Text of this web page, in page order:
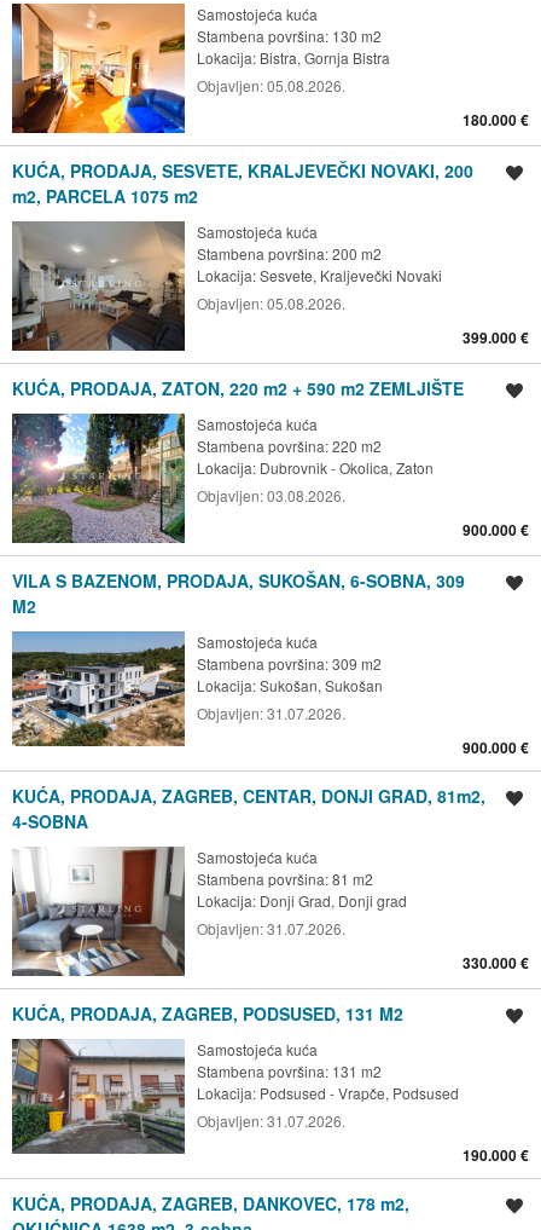
Samostojeća kuća
Stambena površina: 130 m2
Lokacija: Bistra, Gornja Bistra
Objavljen:05.08.2026.
180.000 €
KUĆA, PRODAJA, SESVETE, KRALJEVEČKI NOVAKI, 200
m2, PARCELA 1075 m2
Samostojeća kuća
Stambena površina: 200 m2
Lokacija:Sesvete, Kraljevečki Novaki
Objavljen:05.08.2026.
399.000 €
KUĆA, PRODAJA, ZATON, 220 m2 + 590 m2 ZEMLJIŠTE
Samostojeća kuća
Stambena površina: 220 m2
Lokacija: Dubrovnik - Okolica, Zaton
Objavljen:03.08.2026.
900.000 €
VILA S BAZENOM, PRODAJA, SUKOŠAN, 6-SOBNA, 309
M2
Samostojeća kuća
Stambena površina: 309 m2
Lokacija:Sukošan, Sukošan
Objavljen:31.07.2026.
900.000 €
KUĆA, PRODAJA, ZAGREB, CENTAR, DONJI GRAD, 81m2,
4-SOBNA
Samostojeća kuća
Stambena površina: 81 m2
Lokacija: Donji Grad, Donji grad
Objavljen:31.07.2026.
330.000 €
KUĆA, PRODAJA, ZAGREB, PODSUSED, 131 M2
Samostojeća kuća
Stambena površina: 131 m2
Lokacija: Podsused - Vrapče, Podsused
Objavljen:31.07.2026.
190.000 €
KUĆA, PRODAJA, ZAGREB, DANKOVEC, 178 m2,